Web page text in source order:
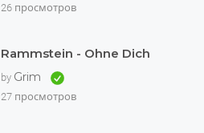
26 просмотров
Rammstein - Ohne Dich
by Grim
27 просмотров